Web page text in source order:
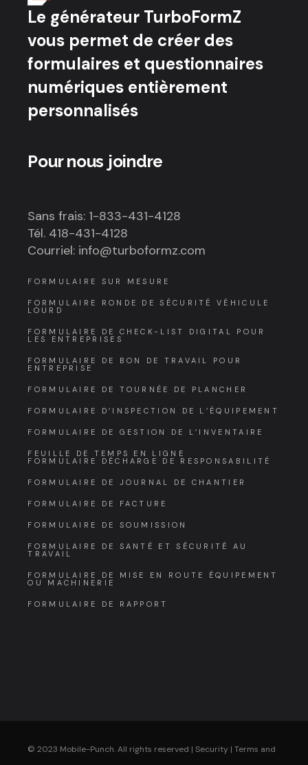
Le générateur TurboFormZ
vous permet de créer des
formulaires et questionnaires
numériques entièrement
personnalisés
Pour nous joindre
Sans frais: 1-833-431-4128
Tél. 418-431-4128
Courriel: info@turboformz.com
FORMULAIRE SUR MESURE
FORMULAIRE RONDE DE SÉCURITÉ VÉHICULE
LOURD
FORMULAIRE DE CHECK-LIST DIGITAL POUR
LES ENTREPRISES
FORMULAIRE DE BON DE TRAVAIL POUR
ENTREPRISE
FORMULAIRE DE TOURNÉE DE PLANCHER
FORMULAIRE D’INSPECTION DE L’ÉQUIPEMENT
FORMULAIRE DE GESTION DE L’INVENTAIRE
FEUILLE DE TEMPS EN LIGNE
FORMULAIRE DÉCHARGE DE RESPONSABILITÉ
FORMULAIRE DE JOURNAL DE CHANTIER
FORMULAIRE DE FACTURE
FORMULAIRE DE SOUMISSION
FORMULAIRE DE SANTÉ ET SÉCURITÉ AU
TRAVAIL
FORMULAIRE DE MISE EN ROUTE ÉQUIPEMENT
OU MACHINERIE
FORMULAIRE DE RAPPORT
© 2023 Mobile-Punch. All rights reserved |Security |Terms and